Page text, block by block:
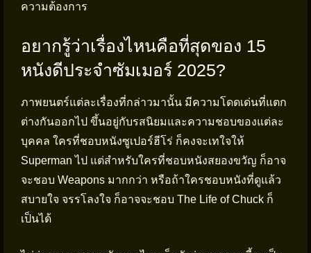
ความต้องการ
อยากรู้ว่าเรื่องไหนคือที่สุดของ 15
หนังดีประจำซัมเมอร์ 2025?
ภาพยนตร์แต่ละเรื่องที่กล่าวมานั้น มีความโดดเด่นที่แตก
ต่างกันออกไป ขึ้นอยู่กับรสนิยมและความชอบของแต่ละ
บุคคล ใครที่ชอบหนังซูเปอร์ฮีโร่ ก็คงจะเทใจให้
Superman ไป แต่สำหรับใครที่ชอบหนังสยองขวัญ ก็อาจ
จะชอบ Weapons มากกว่า หรือถ้าใครชอบหนังที่ดูแล้ว
สบายใจ จรรโลงใจ ก็อาจจะชอบ The Life of Chuck ก็
เป็นได้